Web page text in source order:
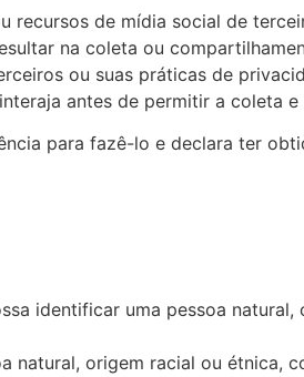
recursos de mídia social de
na coleta ou
ou suas práticas de
antes de permitir a coleta e
para fazê-lo e declara ter
identificar uma pessoa natural,
natural, origem racial ou étnica,